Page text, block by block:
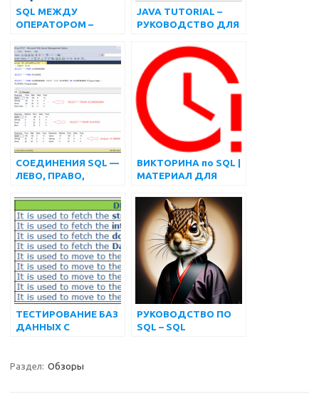
SQL МЕЖДУ
ОПЕРАТОРОМ –
SQL | МАТЕРИАЛ
ДЛЯ ТЕСТИРОВАНИЯ
ПРОГРАММНОГО
ОБЕСПЕЧЕНИЯ
JAVA TUTORIAL –
РУКОВОДСТВО ДЛЯ
СОЕДИНЕНИЯ SQL —
ЛЕВО, ПРАВО,
ПОЛНОЕ ВНЕШНЕЕ
СОЕДИНЕНИЕ — SQL
TUTORIAL
ВИКТОРИНА по SQL |
МАТЕРИАЛ ДЛЯ
ПРОГРАММНОГО
ОБЕСПЕЧЕНИЯ
ТЕСТИРОВАНИЕ БАЗ
ДАННЫХ С
WEBDRIVER – MSSQL
РУКОВОДСТВО ПО
SQL – SQL
Раздел: Обзоры